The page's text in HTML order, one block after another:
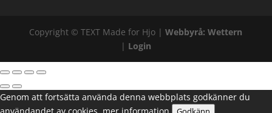
Copyright ©TEXT Made for Hjo |Webbyrå: Wettern
| Login
Genom att fortsätta använda denna webbplats godkänner du